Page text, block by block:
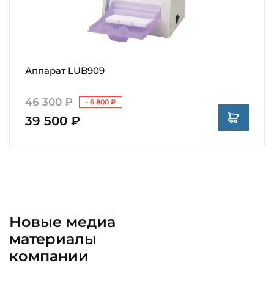
Аппарат LUB909
46 300 ₽ - 6 800 ₽
39 500 ₽
Новые медиа
материалы
компании